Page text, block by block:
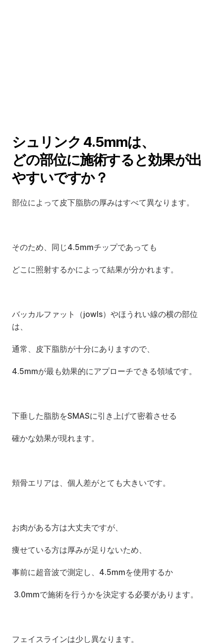
シュリンク 4.5mmは、
どの部位に施術すると効果が出
やすいですか？
部位によって皮下脂肪の厚みはすべて異なります。
そのため、同じ4.5mmチップであっても
どこに照射するかによって結果が分かれます。
バッカルファット（jowls）やほうれい線の横の部位
は、
通常、皮下脂肪が十分にありますので、
4.5mmが最も効果的にアプローチできる領域です。
下垂した脂肪をSMASに引き上げて密着させる
確かな効果が現れます。
頬骨エリアは、個人差がとても大きいです。
お肉がある方は大丈夫ですが、
痩せている方は厚みが足りないため、
事前に超音波で測定し、4.5mmを使用するか
3.0mmで施術を行うかを決定する必要があります。
フェイスラインは少し異なります。